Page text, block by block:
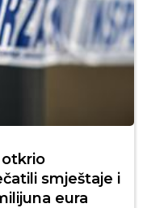
otkrio
smještaje i
eura